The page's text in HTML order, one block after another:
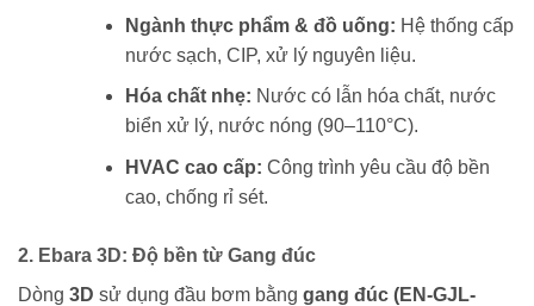
Ngành thực phẩm & đồ uống: Hệ thống cấp
nước sạch, CIP, xử lý nguyên liệu.
Hóa chất nhẹ: Nước có lẫn hóa chất, nước
biển xử lý, nước nóng (90–110°C).
HVAC cao cấp: Công trình yêu cầu độ bền
cao, chống rỉ sét.
2. Ebara 3D: Độ bền từ Gang đúc
Dòng 3D sử dụng đầu bơm bằng gang đúc (EN-GJL-